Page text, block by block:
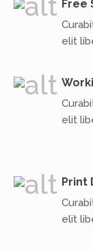
Free
elit
elit
Print
elit